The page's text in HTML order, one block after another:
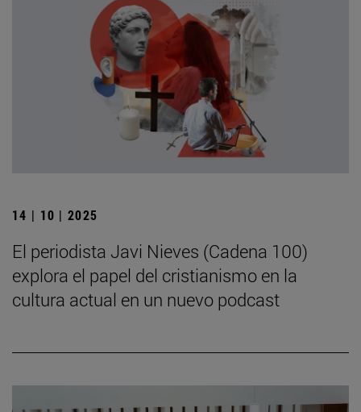
14 | 10 | 2025
El periodista Javi Nieves (Cadena 100)
explora el papel del cristianismo en la
cultura actual en un nuevo podcast